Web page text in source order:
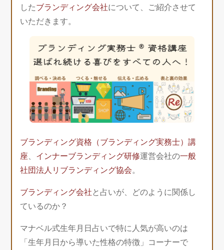
したブランディング会社について、ご紹介させて
いただきます。
ブランディング資格（ブランディング実務士）講
座、 インナーブランディング研修運営会社の一般
社団法人リブランディング協会。
ブランディング会社 と占いが、どのように関係し
ているのか？
マナベル式生年月日占いで特に人気が高いのは
「生年月日から導いた性格の特徴」コーナーで